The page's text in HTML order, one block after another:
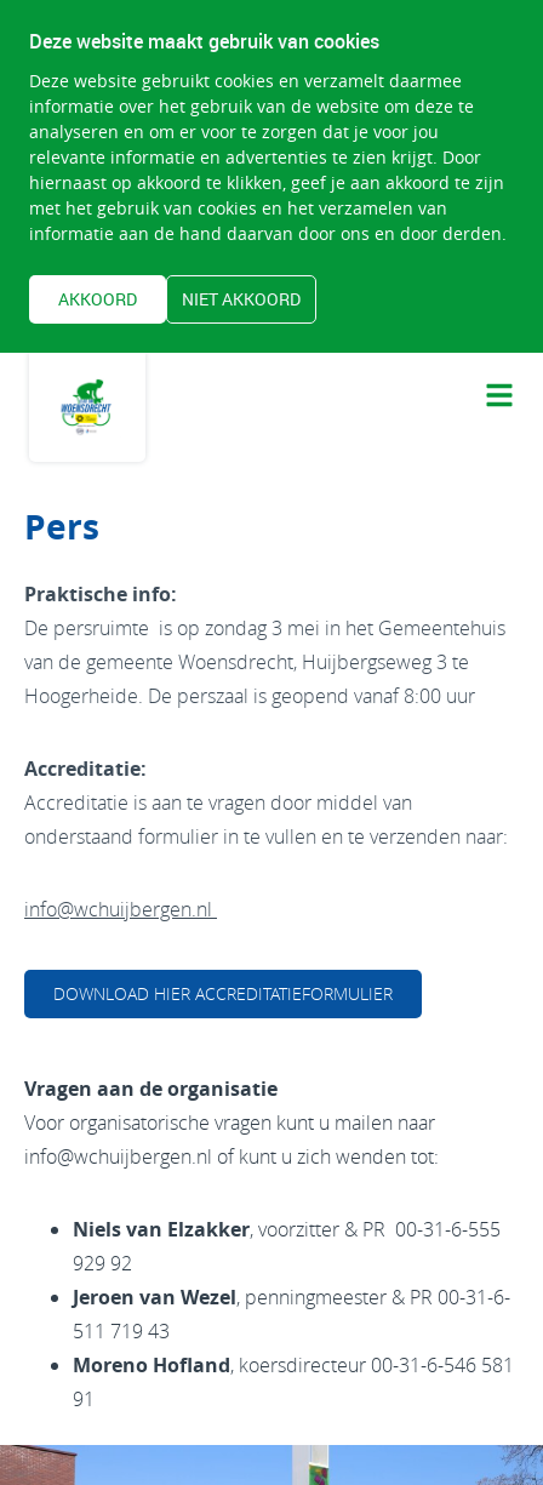
Deze website maakt gebruik van cookies
Deze website gebruikt cookies en verzamelt daarmee
informatie over het gebruik van de website om deze te
analyseren en om er voor te zorgen dat je voor jou
relevante informatie en advertenties te zien krijgt. Door
hiernaast op akkoord te klikken, geef je aan akkoord te zijn
met het gebruik van cookies en het verzamelen van
informatie aan de hand daarvan door ons en door derden.
AKKOORD NIET AKKOORD
Pers
Praktische info:
De persruimte is op zondag 3 mei in het Gemeentehuis
van de gemeente Woensdrecht, Huijbergseweg 3 te
Hoogerheide. De perszaal is geopend vanaf 8:00 uur
Accreditatie:
Accreditatie is aan te vragen door middel van
onderstaand formulier in te vullen en te verzenden naar:
info@wchuijbergen.nl
DOWNLOAD HIER ACCREDITATIEFORMULIER
Vragen aan de organisatie
Voor organisatorische vragen kunt u mailen naar
info@wchuijbergen.nl of kunt u zich wenden tot:
Niels van Elzakker, voorzitter & PR 00-31-6-555
929 92
Jeroen van Wezel, penningmeester & PR 00-31-6-
511 719 43
Moreno Hofland, koersdirecteur 00-31-6-546 581
91